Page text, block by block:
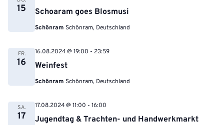
15 Schoaram goes Blosmusi
Schönram Schönram, Deutschland
FR.
16 Weinfest
16.08.2024 @ 19:00 - 23:59
Schönram Schönram, Deutschland
SA.
17 Jugendtag & Trachten- und Handwerkmarkt
17.08.2024 @ 11:00 - 16:00